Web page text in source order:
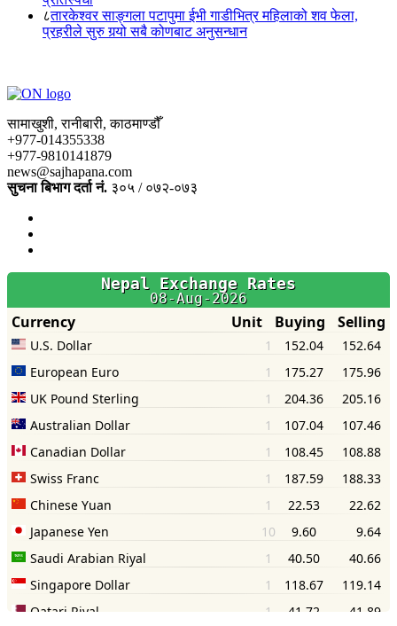
८तारकेश्वर साङ्गला पटापुमा ईभी गाडीभित्र महिलाको शव फेला,
प्रहरीले सुरु गर्‍यो सबै कोणबाट अनुसन्धान
सामाखुशी, रानीबारी, काठमाण्डौँ
+977-014355338
+977-9810141879
news@sajhapana.com
सुचना बिभाग दर्ता नं. ३०५ / ०७२-०७३